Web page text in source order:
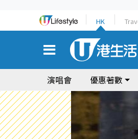
HK
演唱會 優惠著數